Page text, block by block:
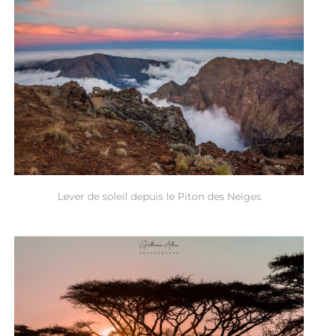
Lever de soleil depuis le Piton des Neiges